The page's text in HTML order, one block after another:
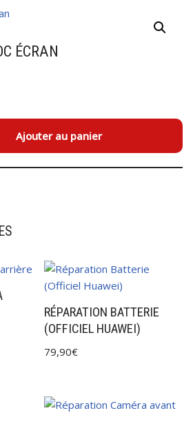
ÉCRAN
Ajouter au panier
RÉPARATION BATTERIE
(OFFICIEL HUAWEI)
79,90€